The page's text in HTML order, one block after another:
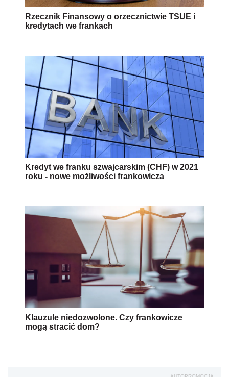
Rzecznik Finansowy o orzecznictwie TSUE i
kredytach we frankach
Kredyt we franku szwajcarskim (CHF) w 2021
roku - nowe możliwości frankowicza
Klauzule niedozwolone. Czy frankowicze
mogą stracić dom?